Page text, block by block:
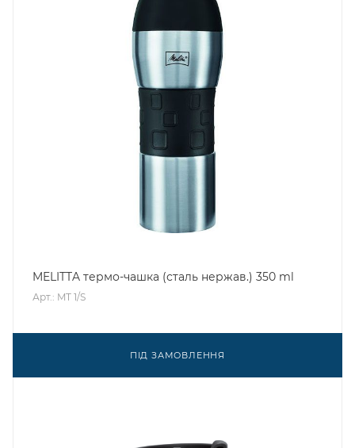
MELITTA термо-чашка (сталь нержав.) 350 ml
Арт.: MT 1/S
ПІД ЗАМОВЛЕННЯ